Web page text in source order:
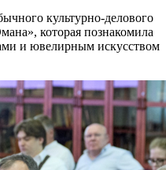
культурно-делового
которая познакомила
и ювелирным искусством